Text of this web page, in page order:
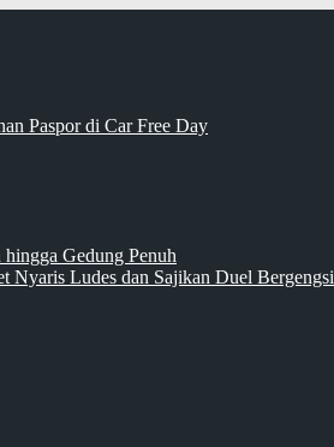
Paspor di Car Free Day
Gedung Penuh
Nyaris Ludes dan Sajikan Duel Bergengsi